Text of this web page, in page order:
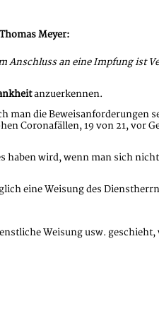
Meyer:
Anschluss an eine Impfung ist
anzuerkennen.
man die Beweisanforderungen
Coronafällen, 19 von 21, vor
haben wird, wenn man sich
eine Weisung des
Weisung usw.